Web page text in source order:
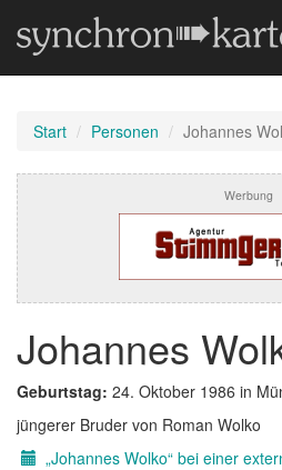
Start Personen Johannes
Werbung
Johannes
Geburtstag: 24. Oktober 1986 in
jüngerer Bruder von Roman Wolko
„Johannes Wolko“ bei einer